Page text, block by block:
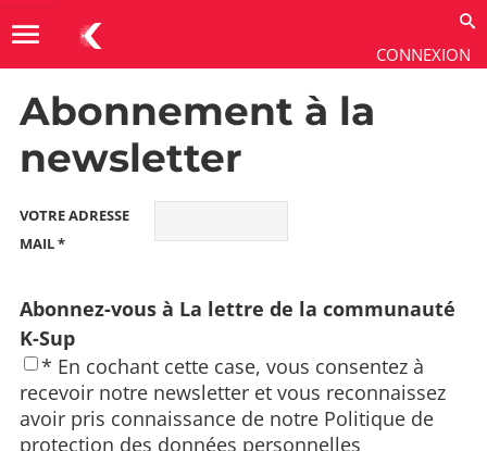
CONNEXION
menu
Guides thématiques →Gestion des URL →
Abonnement à la
newsletter
VOTRE ADRESSE
MAIL *
Abonnez-vous à La lettre de la communauté
K-Sup
* En cochant cette case, vous consentez à
recevoir notre newsletter et vous reconnaissez
avoir pris connaissance de notre Politique de
protection des données personnelles